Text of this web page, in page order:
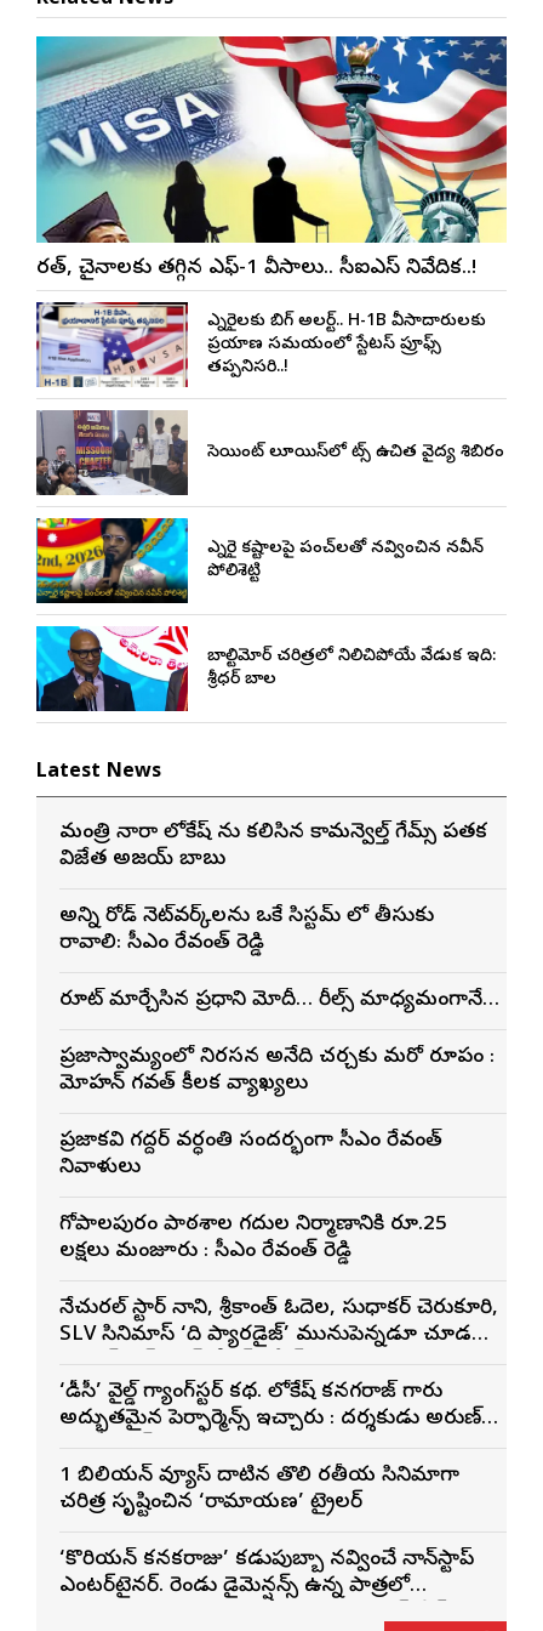
భారత్, చైనాలకు తగ్గిన ఎఫ్-1 వీసాలు.. సీఐఎస్ నివేదిక..!
ఎన్నారైలకు బిగ్ అలర్ట్.. H-1B వీసాదారులకు
ప్రయాణ సమయంలో స్టేటస్ ప్రూఫ్స్
తప్పనిసరి..!
సెయింట్ లూయిస్‌లో నాట్స్ ఉచిత వైద్య శిబిరం
ఎన్నారై కష్టాలపై పంచ్‌లతో నవ్వించిన నవీన్
పోలిశెట్టి
బాల్టిమోర్ చరిత్రలో నిలిచిపోయే వేడుక ఇది:
శ్రీధర్ బానాల
Latest News
మంత్రి నారా లోకేష్ ను కలిసిన కామన్వెల్త్ గేమ్స్ పతక
విజేత అజయ్ బాబు
అన్ని రోడ్ నెట్‌వర్క్‌లను ఒకే సిస్టమ్ లో తీసుకు
రావాలి: సీఎం రేవంత్ రెడ్డి
రూట్ మార్చేసిన ప్రధాని మోదీ… రీల్స్ మాధ్యమంగానే…
ప్రజాస్వామ్యంలో నిరసన అనేది చర్చకు మరో రూపం :
మోహన్ భాగవత్ కీలక వ్యాఖ్యలు
ప్రజాకవి గద్దర్‌ వర్ధంతి సందర్భంగా సీఎం రేవంత్‌
నివాళులు
గోపాల‌పురం పాఠ‌శాల గ‌దుల నిర్మాణానికి రూ.25
ల‌క్ష‌లు మంజూరు : సీఎం రేవంత్ రెడ్డి
నేచురల్ స్టార్ నాని, శ్రీకాంత్ ఓదెల, సుధాకర్ చెరుకూరి,
SLV సినిమాస్ ‘ది ప్యారడైజ్’ మునుపెన్నడూ చూడని
‘డీసీ’ వైల్డ్ గ్యాంగ్‌స్టర్ కథ. లోకేష్ కనగరాజ్ గారు
అద్భుతమైన పెర్ఫార్మెన్స్ ఇచ్చారు : దర్శకుడు అరుణ్
1 బిలియన్ వ్యూస్ దాటిన తొలి భారతీయ సినిమాగా
చరిత్ర సృష్టించిన ‘రామాయణ’ ట్రైలర్
‘కొరియన్ కనకరాజు’ కడుపుబ్బా నవ్వించే నాన్‌స్టాప్
ఎంటర్‌టైనర్. రెండు డైమెన్షన్స్ ఉన్న పాత్రలో